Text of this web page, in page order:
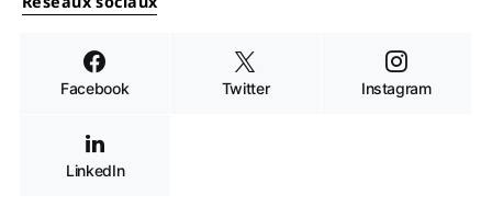
Facebook Twitter Instagram
LinkedIn